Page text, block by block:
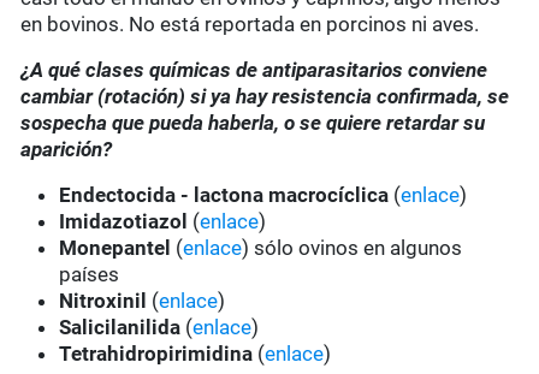
en bovinos. No está reportada en porcinos ni aves.
¿A qué clases químicas de antiparasitarios conviene
cambiar (rotación) si ya hay resistencia confirmada, se
sospecha que pueda haberla, o se quiere retardar su
aparición?
Endectocida - lactona macrocíclica (enlace)
Imidazotiazol (enlace)
Monepantel (enlace) sólo ovinos en algunos
países
Nitroxinil (enlace)
Salicilanilida (enlace)
Tetrahidropirimidina (enlace)